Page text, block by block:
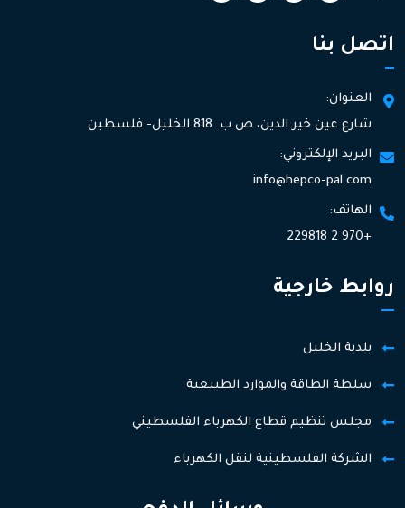
اتصل بنا
العنوان:
شارع عين خير الدين، ص.ب. 818 الخليل- فلسطين
البريد الإلكتروني:
info@hepco-pal.com
الهاتف:
+970 2 229818
روابط خارجية
بلدية الخليل
سلطة الطاقة والموارد الطبيعية
مجلس تنظيم قطاع الكهرباء الفلسطيني
الشركة الفلسطينية لنقل الكهرباء